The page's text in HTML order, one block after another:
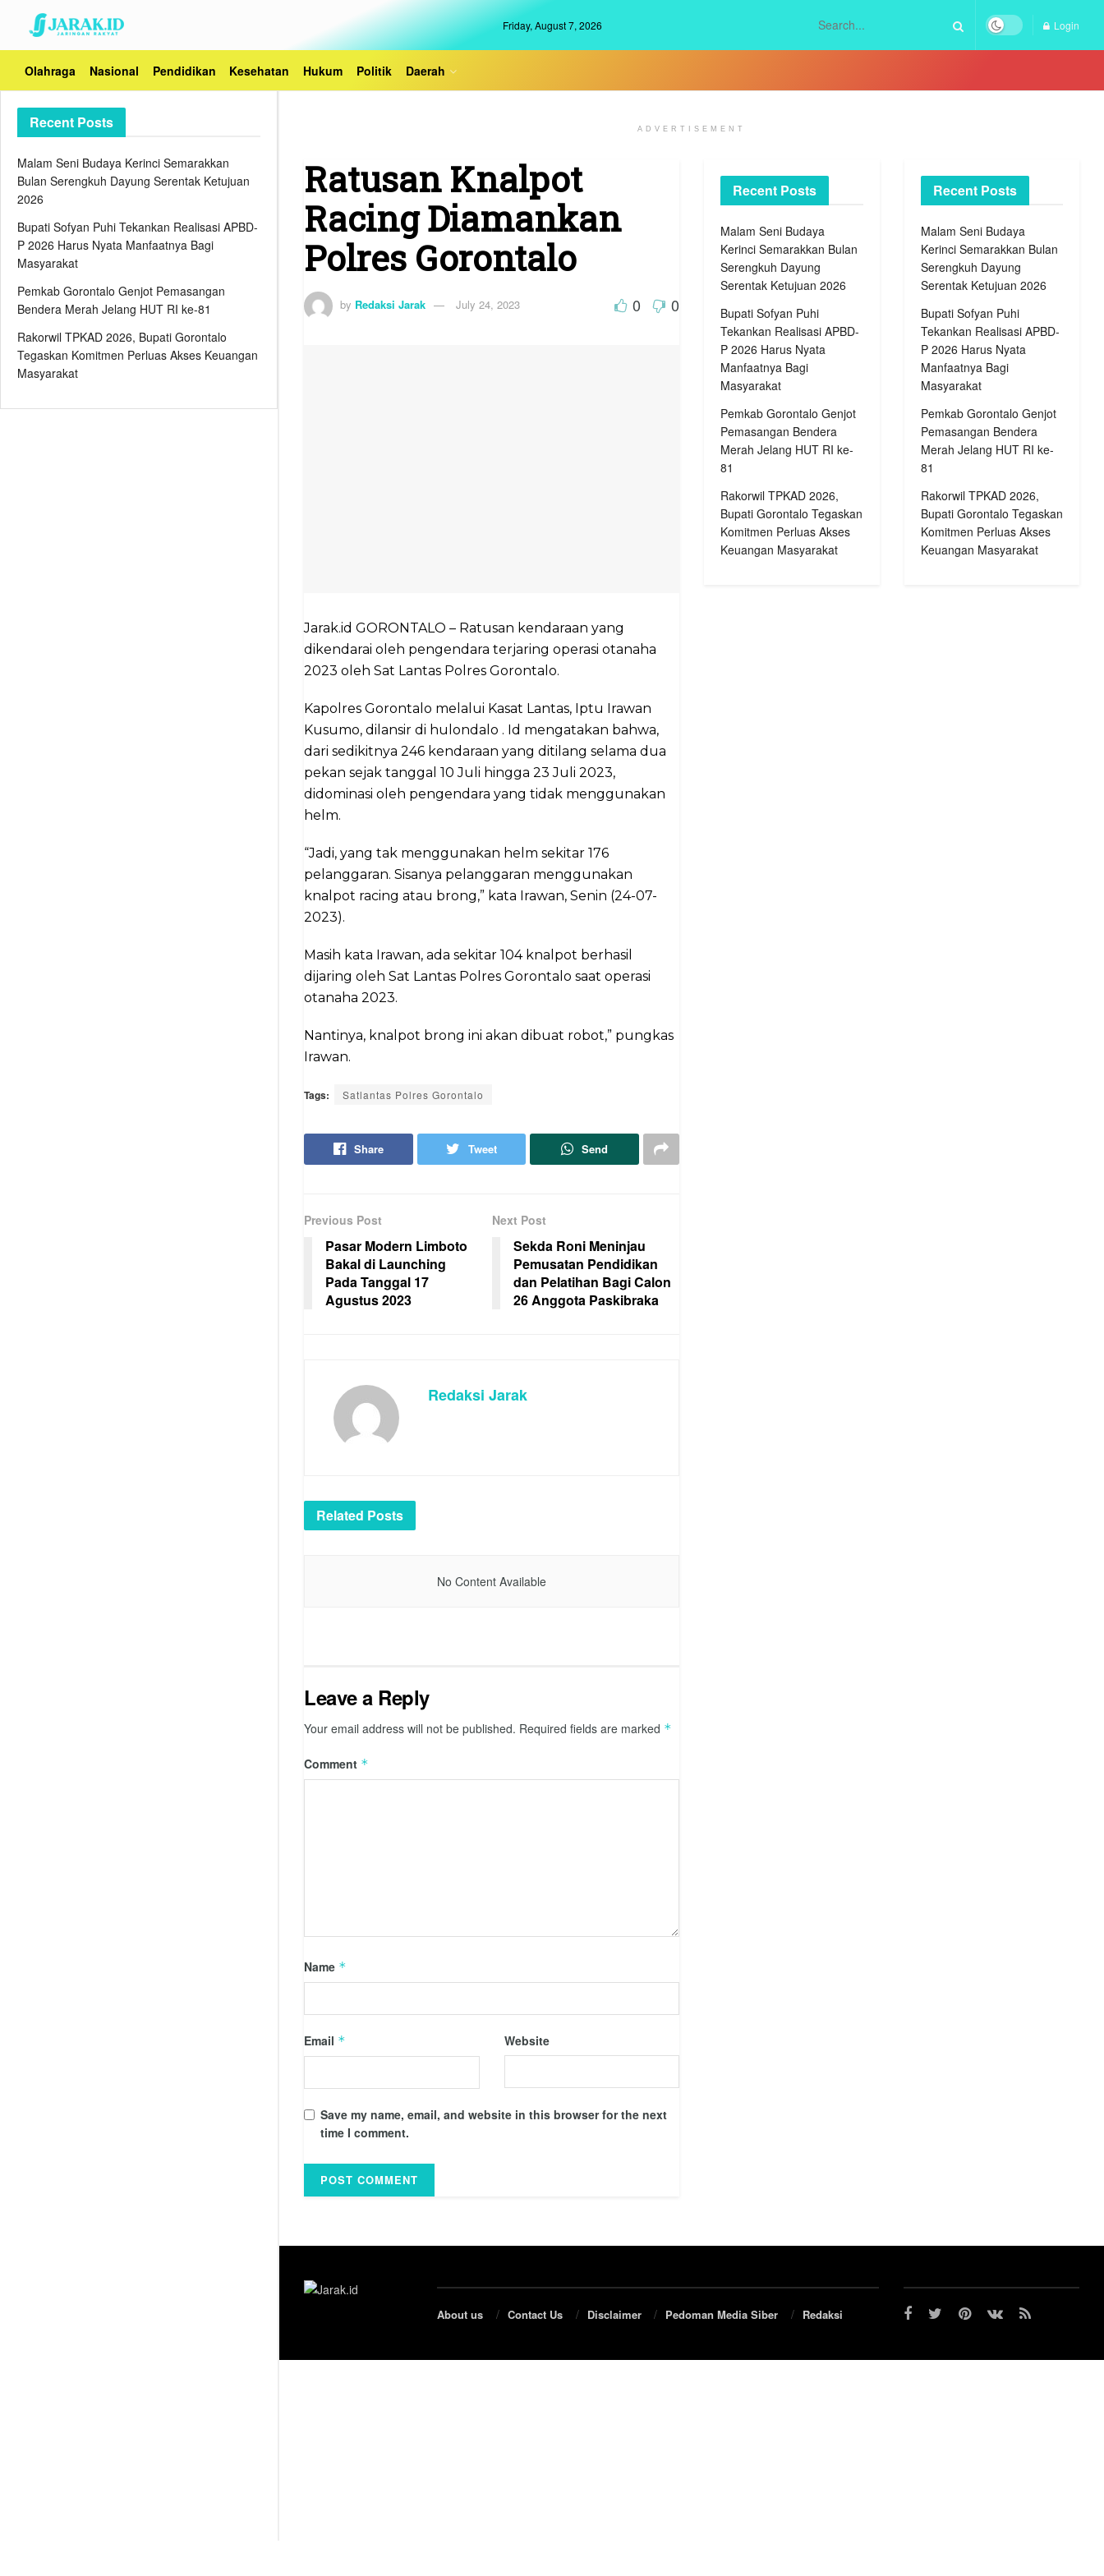
Recent Posts
Malam Seni Budaya Kerinci Semarakkan
Bulan Serengkuh Dayung Serentak Ketujuan
2026
Bupati Sofyan Puhi Tekankan Realisasi APBD-
P 2026 Harus Nyata Manfaatnya Bagi
Masyarakat
Pemkab Gorontalo Genjot Pemasangan
Bendera Merah Jelang HUT RI ke-81
Rakorwil TPKAD 2026, Bupati Gorontalo
Tegaskan Komitmen Perluas Akses Keuangan
Masyarakat
Friday, August 7, 2026 Login
Olahraga Nasional Pendidikan Kesehatan Hukum Politik Daerah
ADVERTISEMENT
Ratusan Knalpot
Racing Diamankan
Polres Gorontalo
by Redaksi Jarak July 24, 2023 0 0
Jarak.id GORONTALO – Ratusan kendaraan yang
dikendarai oleh pengendara terjaring operasi otanaha
2023 oleh Sat Lantas Polres Gorontalo.
Kapolres Gorontalo melalui Kasat Lantas, Iptu Irawan
Kusumo, dilansir di hulondalo . Id mengatakan bahwa,
dari sedikitnya 246 kendaraan yang ditilang selama dua
pekan sejak tanggal 10 Juli hingga 23 Juli 2023,
didominasi oleh pengendara yang tidak menggunakan
helm.
“Jadi, yang tak menggunakan helm sekitar 176
pelanggaran. Sisanya pelanggaran menggunakan
knalpot racing atau brong,” kata Irawan, Senin (24-07-
2023).
Masih kata Irawan, ada sekitar 104 knalpot berhasil
dijaring oleh Sat Lantas Polres Gorontalo saat operasi
otanaha 2023.
Nantinya, knalpot brong ini akan dibuat robot,” pungkas
Irawan.
Tags: Satlantas Polres Gorontalo
Share Tweet Send
Previous Post
Pasar Modern Limboto
Bakal di Launching
Pada Tanggal 17
Agustus 2023
Next Post
Sekda Roni Meninjau
Pemusatan Pendidikan
dan Pelatihan Bagi Calon
26 Anggota Paskibraka
Redaksi Jarak
Related Posts
No Content Available
Leave a Reply
Your email address will not be published. Required fields are marked *
Comment *
Name *
Email * Website
Save my name, email, and website in this browser for the next
time I comment.
Recent Posts
Malam Seni Budaya
Kerinci Semarakkan Bulan
Serengkuh Dayung
Serentak Ketujuan 2026
Bupati Sofyan Puhi
Tekankan Realisasi APBD-
P 2026 Harus Nyata
Manfaatnya Bagi
Masyarakat
Pemkab Gorontalo Genjot
Pemasangan Bendera
Merah Jelang HUT RI ke-
81
Rakorwil TPKAD 2026,
Bupati Gorontalo Tegaskan
Komitmen Perluas Akses
Keuangan Masyarakat
Recent Posts
Malam Seni Budaya
Kerinci Semarakkan Bulan
Serengkuh Dayung
Serentak Ketujuan 2026
Bupati Sofyan Puhi
Tekankan Realisasi APBD-
P 2026 Harus Nyata
Manfaatnya Bagi
Masyarakat
Pemkab Gorontalo Genjot
Pemasangan Bendera
Merah Jelang HUT RI ke-
81
Rakorwil TPKAD 2026,
Bupati Gorontalo Tegaskan
Komitmen Perluas Akses
Keuangan Masyarakat
About us Contact Us Disclaimer Pedoman Media Siber Redaksi